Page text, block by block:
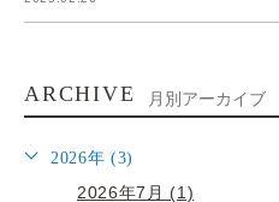
ARCHIVE 月別アーカイブ
2026年 (3)
2026年7月 (1)